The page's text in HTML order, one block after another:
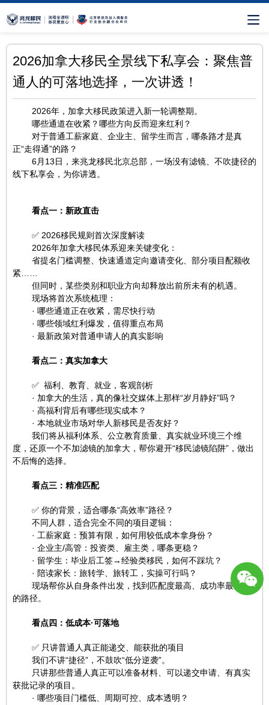
2026加拿大移民全景线下私享会：聚焦普
通人的可落地选择，一次讲透！
2026年，加拿大移民政策进入新一轮调整期。
哪些通道在收紧？哪些方向反而迎来红利？
对于普通工薪家庭、企业主、留学生而言，哪条路才是真
正“走得通”的路？
6月13日，来兆龙移民北京总部，一场没有滤镜、不吹捷径的
线下私享会，为你讲透。
看点一：新政直击
✅ 2026移民规则首次深度解读
2026年加拿大移民体系迎来关键变化：
省提名门槛调整、快速通道定向邀请变化、部分项目配额收
紧……
但同时，某些类别和职业方向却释放出前所未有的机遇。
现场将首次系统梳理：
· 哪些通道正在收紧，需尽快行动
· 哪些领域红利爆发，值得重点布局
· 最新政策对普通申请人的真实影响
看点二：真实加拿大
✅ 福利、教育、就业，客观剖析
· 加拿大的生活，真的像社交媒体上那样“岁月静好”吗？
· 高福利背后有哪些现实成本？
· 本地就业市场对华人新移民是否友好？
我们将从福利体系、公立教育质量、真实就业环境三个维
度，还原一个不加滤镜的加拿大，帮你避开“移民滤镜陷阱”，做出
不后悔的选择。
看点三：精准匹配
✅ 你的背景，适合哪条“高效率”路径？
不同人群，适合完全不同的项目逻辑：
· 工薪家庭：预算有限，如何用较低成本拿身份？
· 企业主/高管：投资类、雇主类，哪条更稳？
· 留学生：毕业后工签→经验类移民，如何不踩坑？
· 陪读家长：旅转学、旅转工，实操可行吗？
现场帮你从自身条件出发，找到匹配度最高、成功率最可控
的路径。
看点四：低成本·可落地
✅ 只讲普通人真正能递交、能获批的项目
我们不讲“捷径”，不鼓吹“低分逆袭”。
只讲那些普通人真正可以准备材料、可以递交申请、有真实
获批记录的项目。
· 哪些项目门槛低、周期可控、成本透明？